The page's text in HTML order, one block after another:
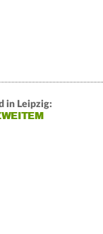
in Leipzig: